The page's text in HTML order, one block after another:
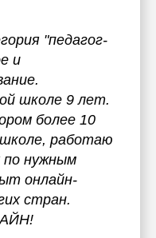
"педагог-
и
школе 9 лет.
более 10
работаю
по нужным
онлайн-
стран.